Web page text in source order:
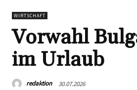
WIRTSCHAFT
Vorwahl
im Urlaub
redaktion 30.07.2026